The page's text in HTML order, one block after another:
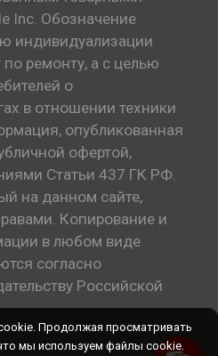
Inc. Обозначение
индивидуализации
по ремонту, а с целью
о
в отношении техники
опубликованная
офертой,
Статьи 437 ГК РФ.
на данном сайте,
Копирование и
в любом виде
согласно
Российской
Продолжая просматривать
мы используем файлы cookie.